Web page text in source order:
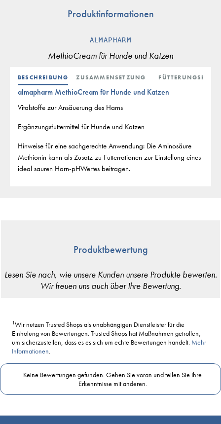
Produktinformationen
ALMAPHARM
MethioCream für Hunde und Katzen
BESCHREIBUNG ZUSAMMENSETZUNG
almapharm MethioCream für Hunde und Katzen
Vitalstoffe zur Ansäuerung des Harns
Ergänzungsfuttermittel für Hunde und Katzen
Hinweise für eine sachgerechte Anwendung: Die Aminosäure
Methionin kann als Zusatz zu Futterrationen zur Einstellung eines
ideal sauren Harn-pHWertes beitragen.
Produktbewertung
1Wir nutzen Trusted Shops als unabhängigen Dienstleister für die
Einholung von Bewertungen. Trusted Shops hat Maßnahmen getroffen,
um sicherzustellen, dass es es sich um echte Bewertungen handelt. Mehr
Informationen.
Keine Bewertungen gefunden. Gehen Sie voran und teilen Sie Ihre
Erkenntnisse mit anderen.